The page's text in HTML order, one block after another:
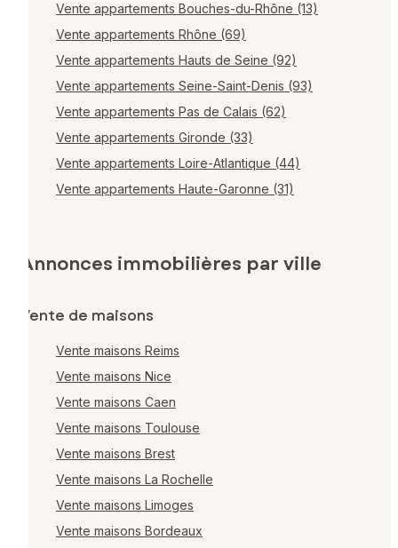
Vente appartements Bouches-du-Rhône (13)
Vente appartements Rhône (69)
Vente appartements Hauts de Seine (92)
Vente appartements Seine-Saint-Denis (93)
Vente appartements Pas de Calais (62)
Vente appartements Gironde (33)
Vente appartements Loire-Atlantique (44)
Vente appartements Haute-Garonne (31)
Annonces immobilières par ville
Vente de maisons
Vente maisons Reims
Vente maisons Nice
Vente maisons Caen
Vente maisons Toulouse
Vente maisons Brest
Vente maisons La Rochelle
Vente maisons Limoges
Vente maisons Bordeaux